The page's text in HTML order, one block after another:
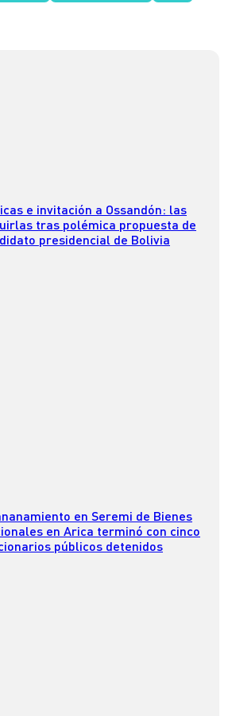
e invitación a Ossandón: las
tras polémica propuesta de
presidencial de Bolivia
en Seremi de Bienes
en Arica terminó con cinco
públicos detenidos